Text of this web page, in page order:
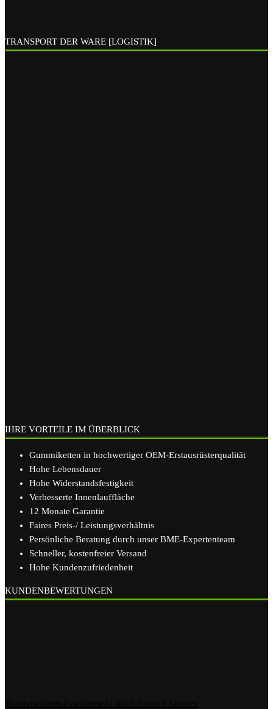
TRANSPORT DER WARE [LOGISTIK]
IHRE VORTEILE IM ÜBERBLICK
Gummiketten in hochwertiger OEM-Erstausrüsterqualität
Hohe Lebensdauer
Hohe Widerstandsfestigkeit
Verbesserte Innenlauffläche
12 Monate Garantie
Faires Preis-/ Leistungsverhältnis
Persönliche Beratung durch unser BME-Expertenteam
Schneller, kostenfreier Versand
Hohe Kundenzufriedenheit
KUNDENBEWERTUNGEN